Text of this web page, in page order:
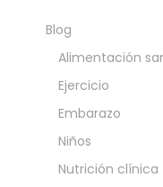
Blog
Alimentación
Ejercicio
Embarazo
Niños
Nutrición clínica